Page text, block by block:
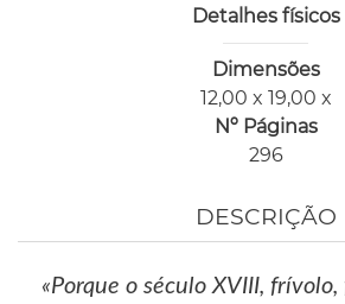
Detalhes físicos
Dimensões
12,00 x 19,00 x
Nº Páginas
296
DESCRIÇÃO
«Porque o século XVIII,